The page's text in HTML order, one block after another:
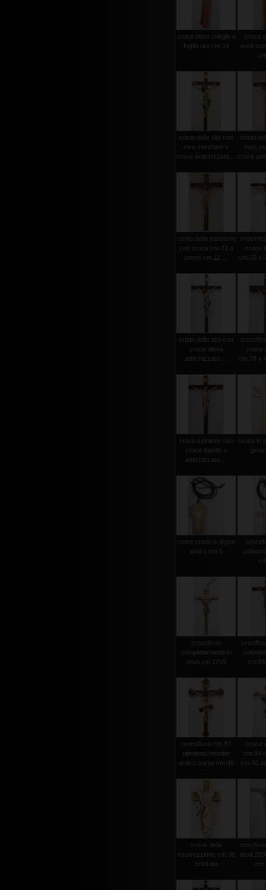
croce deco ciliegio e
foglia oro cm.14
croce
noce
cristo delle alpi con
roro zecchino e
croce antichizzata ...
cristo
roro
croce
cristo della passione
con croce cm.21 e
corpo cm.11 ...
croce
cm.65 x
cristo delle alpi con
croce diritta
antichizzato ...
croce
cm.78 x
cristo spirante con
croce dipinto e
antichizzato ...
croce in
croce cristo in legno
antico cm.5
crocefisso
completamente in
olivo cm.17x9
crocefisso cm.87
riemenschneider
antico corpo cm.40
croce
cm.84
cm.40
croce della
risurrezzione cm.30
colorata